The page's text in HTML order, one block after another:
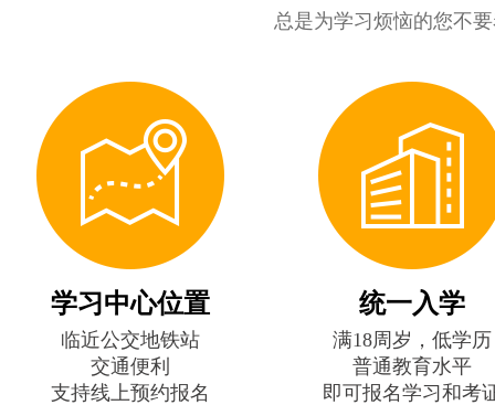
总是为学习烦恼的您不
学习中心位置
临近公交地铁站
交通便利
支持线上预约报名
统一入学
满18周岁，低学历
普通教育水平
即可报名学习和考